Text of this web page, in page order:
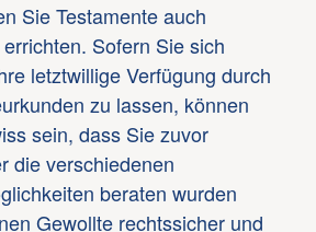
Sie Testamente auch
Sofern Sie sich
letztwillige Verfügung durch
zu lassen, können
sein, dass Sie zuvor
die verschiedenen
beraten wurden
Gewollte rechtssicher und